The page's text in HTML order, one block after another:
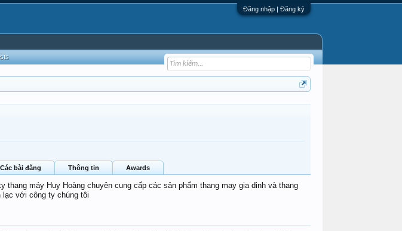
Đăng nhập | Đăng ký
Các bài đăng Thông tin Awards
thang máy Huy Hoàng chuyên cung cấp các sản phẩm thang may gia dinh và thang
lạc với công ty chúng tôi